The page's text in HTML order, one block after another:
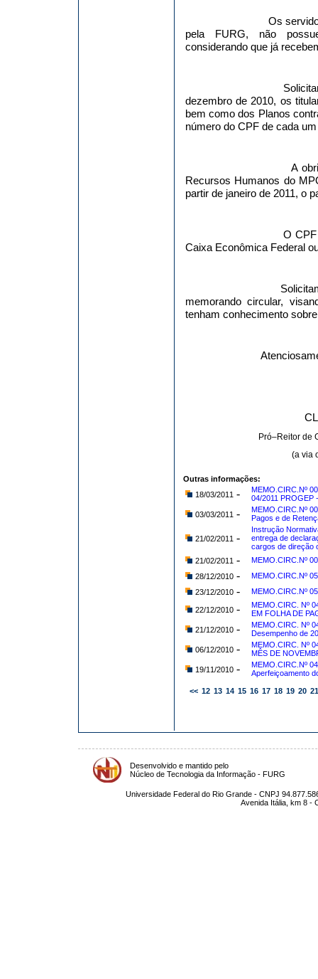
Os
pela FURG, não
considerando que já
dezembro de 2010, os
bem como dos Planos
número do CPF de cada
A
Recursos Humanos do
partir de janeiro de 2011, o
O
Caixa Econômica Federal
memorando circular,
tenham conhecimento
Pró–Reitor de
(a via
Outras informações:
18/03/2011 -
MEMO.CIRC.Nº
04/2011 PROGEP
03/03/2011 -
MEMO.CIRC.Nº
Pagos e de
21/02/2011 -
Instrução
entrega de
cargos de direção
21/02/2011 -
MEMO.CIRC.Nº
28/12/2010-
MEMO.CIRC.Nº
23/12/2010- MEMO.CIRC.Nº
22/12/2010-
MEMO.CIRC. Nº
EM FOLHA DE
21/12/2010-
MEMO.CIRC. Nº
Desempenho de
06/12/2010-
MEMO.CIRC. Nº
MÊS DE
19/11/2010-
MEMO.CIRC.Nº
Aperfeiçoamento
<< 12 13 14 15 16 17 18 19 20 21
Desenvolvido e mantido pelo
Núcleo de Tecnologia da Informação - FURG
Universidade Federal do Rio Grande - CNPJ
Avenida Itália, km 8 -